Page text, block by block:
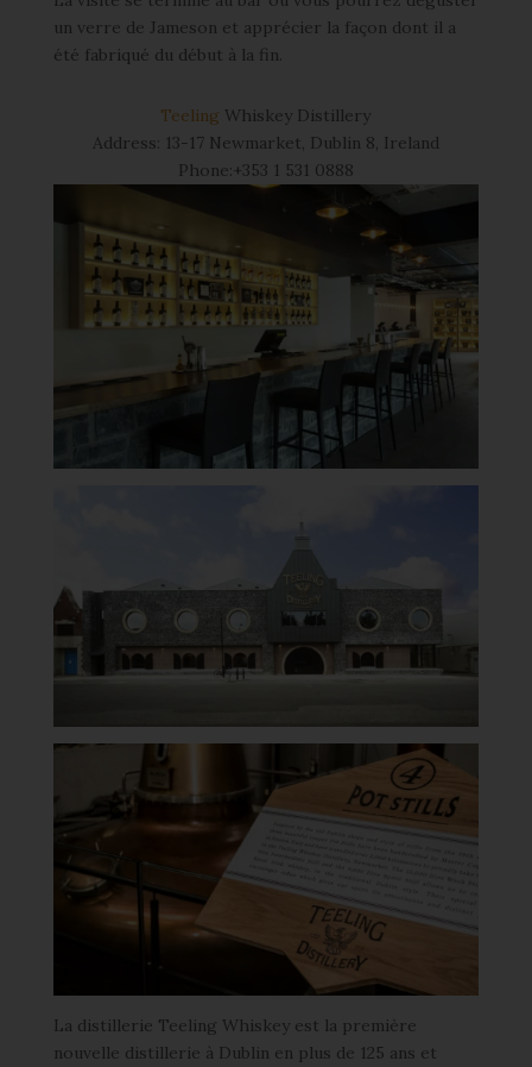
un verre de Jameson et apprécier la façon dont il a
été fabriqué du début à la fin.
Teeling Whiskey Distillery
Address: 13-17 Newmarket, Dublin 8, Ireland
Phone:+353 1 531 0888
La distillerie Teeling Whiskey est la première
nouvelle distillerie à Dublin en plus de 125 ans et